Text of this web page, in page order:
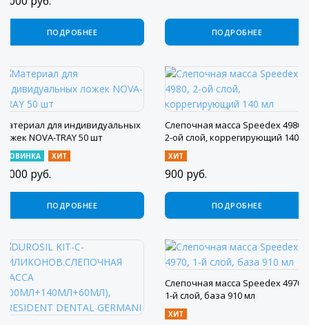
ПОДРОБНЕЕ ПОДРОБНЕЕ
Материал для индивидуальных
ложек NOVA-TRAY 50 шт
НОВИНКА ХИТ
5 000 руб.
ПОДРОБНЕЕ
Слепочная масса Speedex 4980,
2-ой слой, коррегирующий 140
мл
ХИТ
900 руб.
ПОДРОБНЕЕ
Слепочная масса Speedex 4970,
1-й слой, база 910 мл
ХИТ